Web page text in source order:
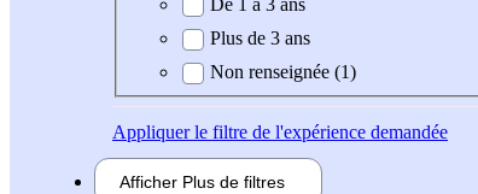
Plus de 3 ans
Non renseignée (1)
Appliquerle filtre de l'expérience demandée
Afficher Plus de filtres